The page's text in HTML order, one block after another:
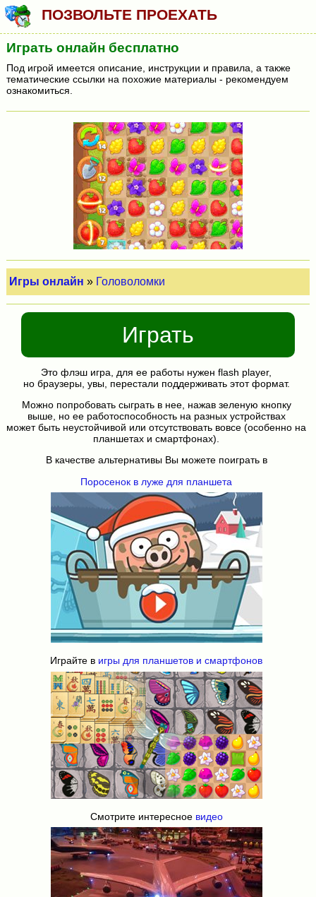
ПОЗВОЛЬТЕ ПРОЕХАТЬ
Играть онлайн бесплатно
Под игрой имеется описание, инструкции и правила, а также
тематические ссылки на похожие материалы - рекомендуем
ознакомиться.
Игры онлайн » Головоломки
Играть
Это флэш игра, для ее работы нужен flash player,
но браузеры, увы, перестали поддерживать этот формат.
Можно попробовать сыграть в нее, нажав зеленую кнопку
выше, но ее работоспособность на разных устройствах
может быть неустойчивой или отсутствовать вовсе (особенно на
планшетах и смартфонах).
В качестве альтернативы Вы можете поиграть в
Поросенок в луже для планшета
Играйте в игры для планшетов и смартфонов
Смотрите интересное видео